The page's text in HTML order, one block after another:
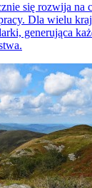
się rozwija na
Dla wielu
generująca